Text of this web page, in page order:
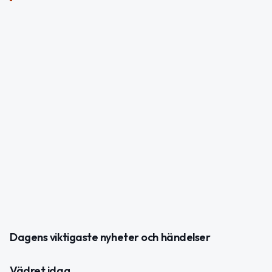
Dagens viktigaste nyheter och händelser